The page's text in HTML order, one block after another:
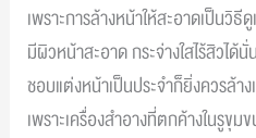
เพราะการล้างหน้าให้สะอาดเป็นวิ
มีผิวหน้าสะอาด กระจ่างใสไร้สิวได้
ชอบแต่งหน้าเป็นประจำก็ยิ่งควรล้า
เพราะเครื่องสำอางที่ตกค้างในรูขุ